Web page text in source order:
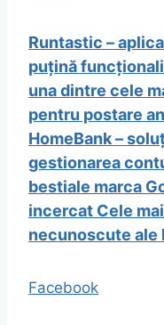
Runtastic –
puțină
una dintre cele
pentru postare
HomeBank –
gestionarea
bestiale marca
incercat Cele
necunoscute ale
Facebook